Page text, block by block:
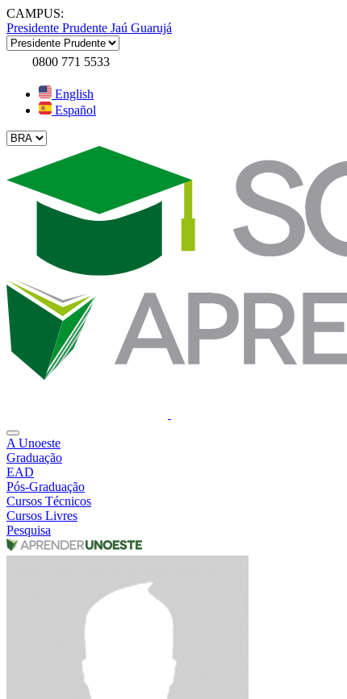
CAMPUS:
Presidente Prudente Jaú Guarujá
0800 771 5533
English
Español
A Unoeste
Graduação
EAD
Pós-Graduação
Cursos Técnicos
Cursos Livres
Pesquisa